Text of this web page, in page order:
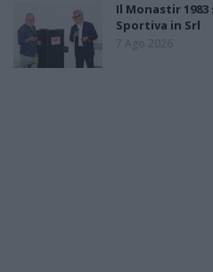
Il Monastir
Sportiva in Srl
7 Ago 2026